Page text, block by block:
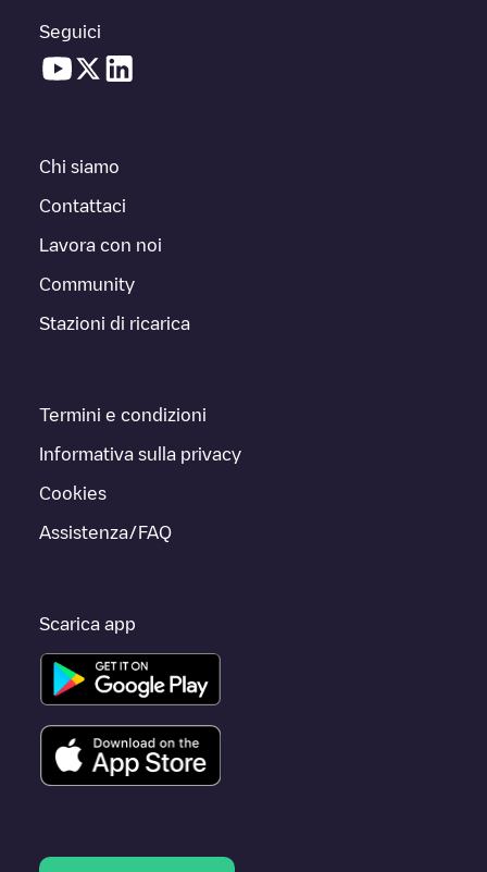
Seguici
Chi siamo
Contattaci
Lavora con noi
Community
Stazioni di ricarica
Termini e condizioni
Informativa sulla privacy
Cookies
Assistenza/FAQ
Scarica app